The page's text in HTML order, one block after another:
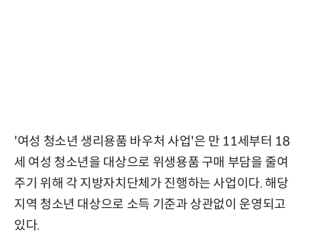
'여성 청소년 생리용품 바우처 사업'은 만 11세부터 18
세 여성 청소년을 대상으로 위생용품 구매 부담을 줄여
주기 위해 각 지방자치단체가 진행하는 사업이다. 해당
지역 청소년 대상으로 소득 기준과 상관없이 운영되고
있다.